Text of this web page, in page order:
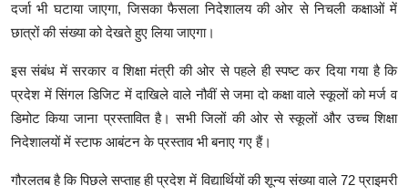
दर्जा भी घटाया जाएगा, जिसका फैसला निदेशालय की ओर से निचली कक्षाओं में
छात्रों की संख्या को देखते हुए लिया जाएगा।
इस संबंध में सरकार व शिक्षा मंत्री की ओर से पहले ही स्पष्ट कर दिया गया है कि
प्रदेश में सिंगल डिजिट में दाखिले वाले नौवीं से जमा दो कक्षा वाले स्कूलों को मर्ज व
डिमोट किया जाना प्रस्तावित है। सभी जिलों की ओर से स्कूलों और उच्च शिक्षा
निदेशालयों में स्टाफ आबंटन के प्रस्ताव भी बनाए गए हैं।
गौरलतब है कि पिछले सप्ताह ही प्रदेश में विद्यार्थियों की शून्य संख्या वाले 72 प्राइमरी